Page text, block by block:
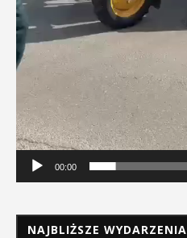
00:00
NAJBLIŻSZE WYDARZENIA